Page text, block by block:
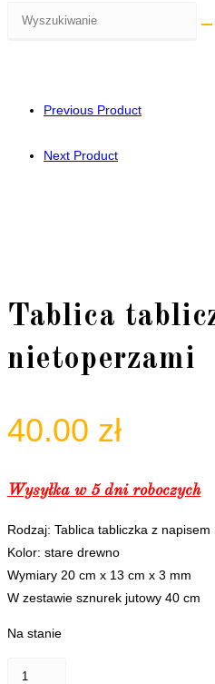
Previous Product
Next Product
Tablica
nietoperzami
40.00 zł
Wysyłka w 5 dni roboczych
Rodzaj: Tablica tabliczka z
Kolor: stare drewno
Wymiary 20 cm x 13 cm x 3 mm
W zestawie sznurek jutowy 40 cm
Na stanie
ilość